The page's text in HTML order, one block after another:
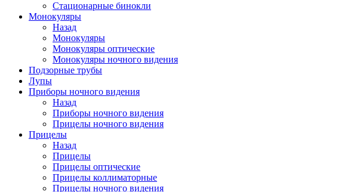
Стационарные бинокли
Монокуляры
Назад
Монокуляры
Монокуляры оптические
Монокуляры ночного видения
Подзорные трубы
Лупы
Приборы ночного видения
Назад
Приборы ночного видения
Прицелы ночного видения
Прицелы
Назад
Прицелы
Прицелы оптические
Прицелы коллиматорные
Прицелы ночного видения